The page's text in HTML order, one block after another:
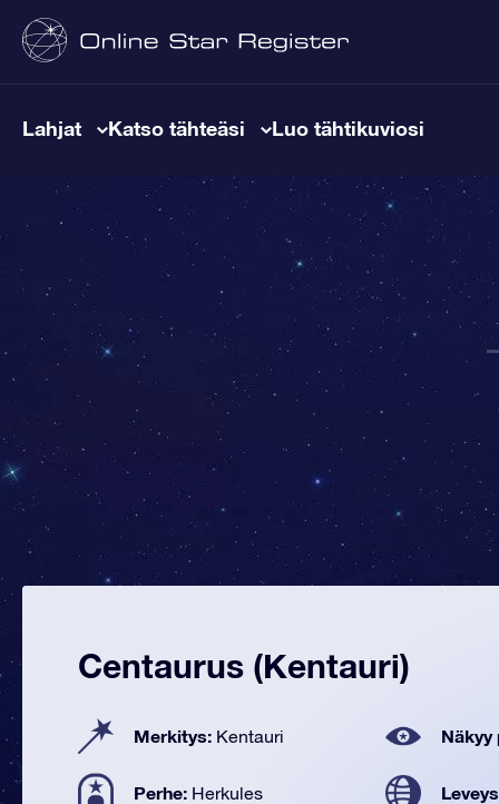
Lahjat Katso tähteäsi Luo tähtikuviosi
Centaurus (Kentauri)
Merkitys: Kentauri
Perhe: Herkules